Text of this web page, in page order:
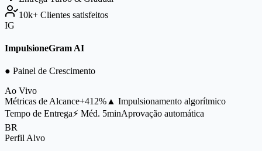
10k+ Clientes satisfeitos
IG
ImpulsioneGram AI
● Painel de Crescimento
Ao Vivo
Métricas de Alcance+412% ▲ Impulsionamento algorítmico
Tempo de Entrega⚡ Méd. 5minAprovação automática
BR
Perfil Alvo